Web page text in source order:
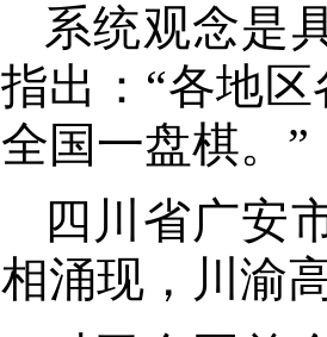
系统观念是
指出：“各地
全国一盘棋。”
四川省广安
相涌现，川渝